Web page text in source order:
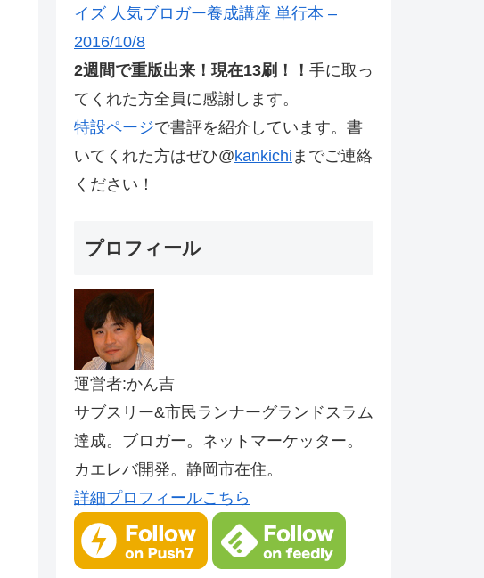
イズ 人気ブロガー養成講座 単行本 –
2016/10/8
2週間で重版出来！現在13刷！！ 手に取っ
てくれた方全員に感謝します。
特設ページで書評を紹介しています。書
いてくれた方はぜひ@kankichi までご連絡
ください！
プロフィール
運営者:かん吉
サブスリー&市民ランナーグランドスラム
達成。ブロガー。ネットマーケッター。
カエレバ開発。静岡市在住。
詳細プロフィールこちら